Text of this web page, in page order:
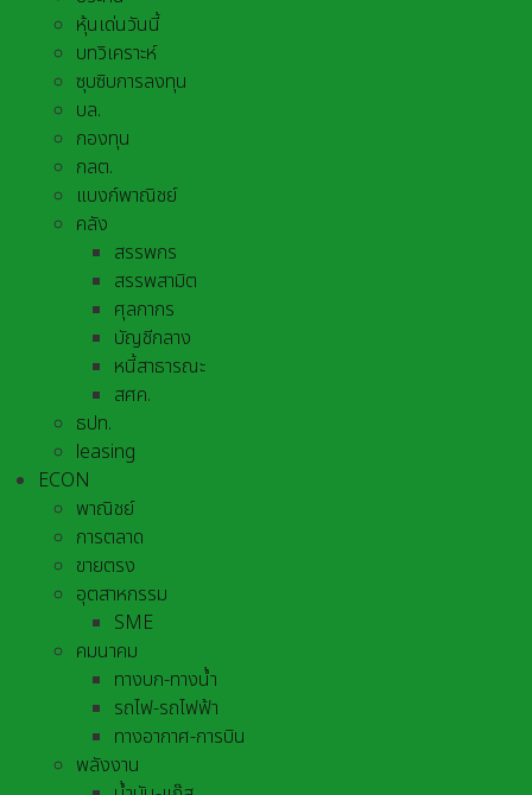
หุ้นเด่นวันนี้
บทวิเคราะห์
ซุบซิบการลงทุน
บล.
กองทุน
กลต.
แบงก์พาณิชย์
คลัง
สรรพกร
สรรพสามิต
ศุลกากร
บัญชีกลาง
หนี้สาธารณะ
สศค.
ธปท.
leasing
ECON
พาณิชย์
การตลาด
ขายตรง
อุตสาหกรรม
SME
คมนาคม
ทางบก-ทางน้ำ
รถไฟ-รถไฟฟ้า
ทางอากาศ-การบิน
พลังงาน